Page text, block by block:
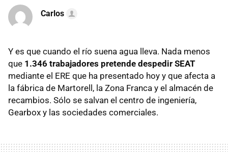
Carlos
Y es que cuando el río suena agua lleva. Nada menos
que 1.346 trabajadores pretende despedir SEAT
mediante el ERE que ha presentado hoy y que afecta a
la fábrica de Martorell, la Zona Franca y el almacén de
recambios. Sólo se salvan el centro de ingeniería,
Gearbox y las sociedades comerciales.